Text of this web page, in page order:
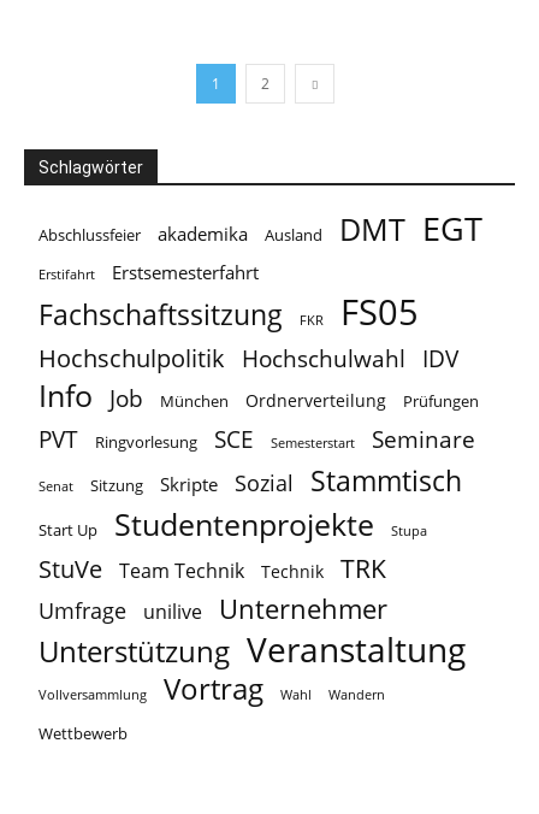
1 2
Schlagwörter
Abschlussfeier akademika Ausland DMT EGT
Erstifahrt Erstsemesterfahrt
Fachschaftssitzung FKR FS05
Hochschulpolitik Hochschulwahl IDV
Info Job München Ordnerverteilung Prüfungen
PVT Ringvorlesung SCE Semesterstart Seminare
Senat Sitzung Skripte Sozial Stammtisch
Start Up Studentenprojekte Stupa
StuVe Team Technik Technik TRK
Umfrage unilive Unternehmer
Unterstützung Veranstaltung
Vollversammlung Vortrag Wahl Wandern
Wettbewerb